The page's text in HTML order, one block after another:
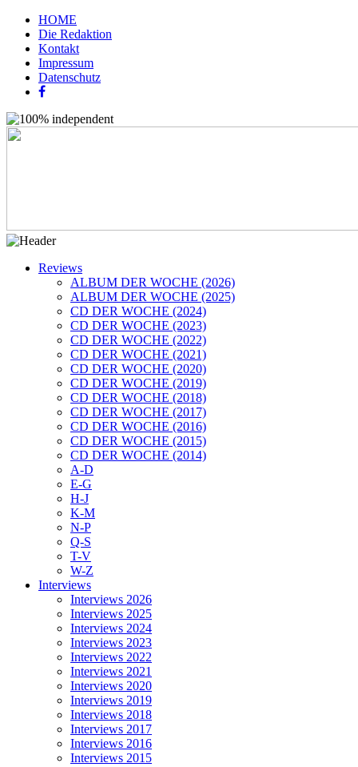
HOME
Die Redaktion
Kontakt
Impressum
Datenschutz
Reviews
ALBUM DER WOCHE (2026)
ALBUM DER WOCHE (2025)
CD DER WOCHE (2024)
CD DER WOCHE (2023)
CD DER WOCHE (2022)
CD DER WOCHE (2021)
CD DER WOCHE (2020)
CD DER WOCHE (2019)
CD DER WOCHE (2018)
CD DER WOCHE (2017)
CD DER WOCHE (2016)
CD DER WOCHE (2015)
CD DER WOCHE (2014)
A-D
E-G
H-J
K-M
N-P
Q-S
T-V
W-Z
Interviews
Interviews 2026
Interviews 2025
Interviews 2024
Interviews 2023
Interviews 2022
Interviews 2021
Interviews 2020
Interviews 2019
Interviews 2018
Interviews 2017
Interviews 2016
Interviews 2015